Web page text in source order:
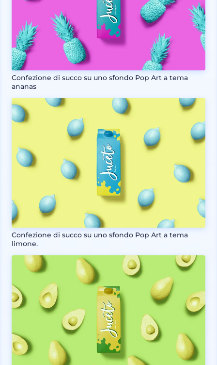
Confezione di succo su uno sfondo Pop Art a tema
ananas
Confezione di succo su uno sfondo Pop Art a tema
limone.